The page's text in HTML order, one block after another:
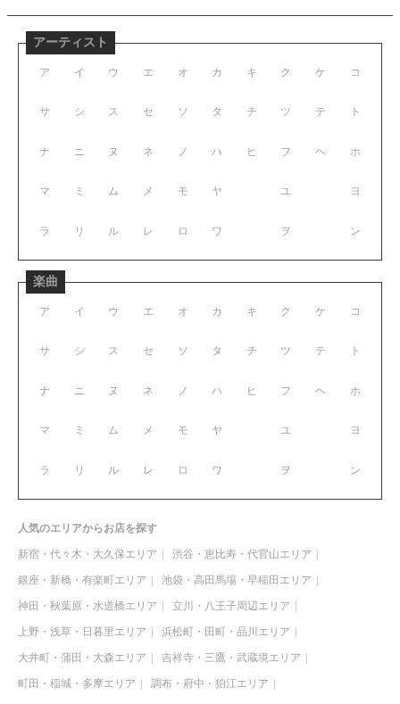
アーティスト
ア イ ウ エ オ
サ シ ス セ ソ
ナ ニ ヌ ネ ノ
マ ミ ム メ モ
ラ リ ル レ ロ
カ キ ク ケ コ
タ チ ツ テ ト
ハ ヒ フ ヘ ホ
ヤ ユ ヨ
ワ ヲ ン
楽曲
ア イ ウ エ オ
サ シ ス セ ソ
ナ ニ ヌ ネ ノ
マ ミ ム メ モ
ラ リ ル レ ロ
カ キ ク ケ コ
タ チ ツ テ ト
ハ ヒ フ ヘ ホ
ヤ ユ ヨ
ワ ヲ ン
人気のエリアからお店を探す
新宿・代々木・大久保エリア 渋谷・恵比寿・代官山エリア
銀座・新橋・有楽町エリア 池袋・高田馬場・早稲田エリア
神田・秋葉原・水道橋エリア 立川・八王子周辺エリア
上野・浅草・日暮里エリア 浜松町・田町・品川エリア
大井町・蒲田・大森エリア 吉祥寺・三鷹・武蔵境エリア
町田・稲城・多摩エリア 調布・府中・狛江エリア